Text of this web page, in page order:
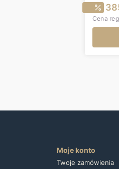
Cena
Moje konto
Twoje zamówienia